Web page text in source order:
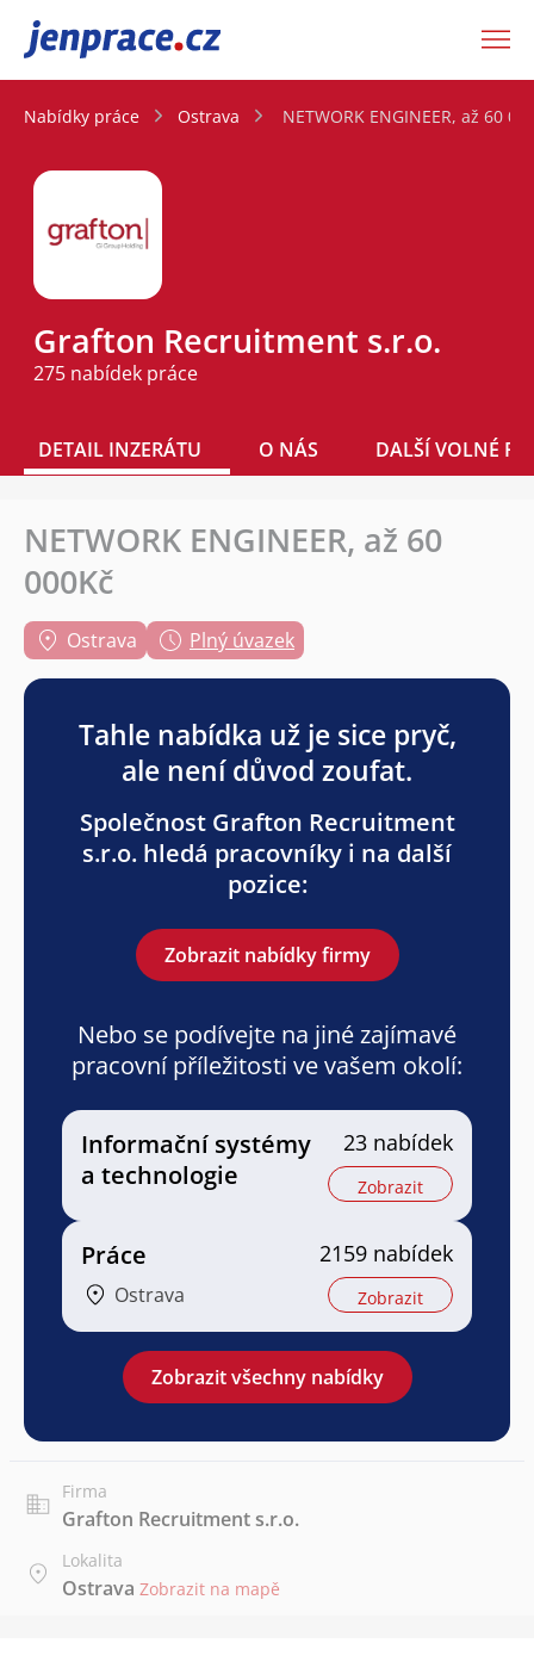
JenPráce.cz
Nabídky práce Ostrava NETWORK ENGINEER, až 60
Grafton Recruitment s.r.o.
275 nabídek práce
DETAIL INZERÁTU O NÁS DALŠÍ VOLNÉ
NETWORK ENGINEER, až 60
000Kč
Ostrava Plný úvazek
Tahle nabídka už je sice pryč,
ale není důvod zoufat.
Společnost Grafton Recruitment
s.r.o. hledá pracovníky i na další
pozice:
Zobrazit nabídky firmy
Nebo se podívejte na jiné zajímavé
pracovní příležitosti ve vašem okolí:
Informační systémy
a technologie
23 nabídek
Zobrazit
Práce
Ostrava
2159 nabídek
Zobrazit
Zobrazit všechny nabídky
Firma
Grafton Recruitment s.r.o.
Lokalita
Ostrava Zobrazit na mapě